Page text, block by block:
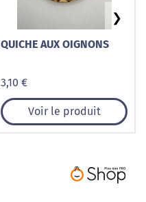
QUICHE AUX OIGNONS
3,10 €
Voir le produit
❯